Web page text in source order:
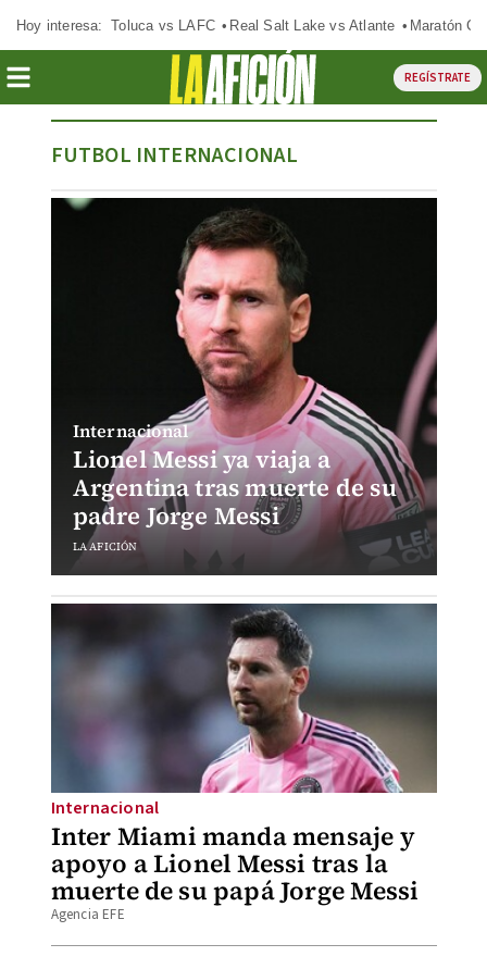
Hoy interesa: Toluca vs LAFC Real Salt Lake vs Atlante Maratón
REGÍSTRATE
FUTBOL INTERNACIONAL
Lionel Messi ya viaja a
Argentina tras muerte de su
padre Jorge Messi
Internacional
LA AFICIÓN
Inter Miami manda mensaje y
apoyo a Lionel Messi tras la
muerte de su papá Jorge Messi
Internacional
Agencia EFE